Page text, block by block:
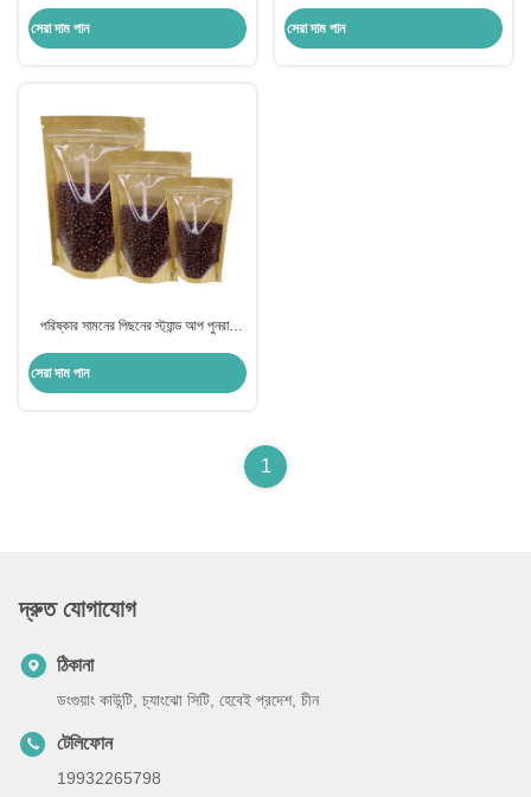
স্ন্যাকস ক্যান্ডি বিন প্যাকেজিং
সেরা দাম পান সেরা দাম পান
পরিষ্কার সামনের পিছনের স্ট্যান্ড আপ পুনরায়
জন্য শুকনো বাদাম চা পাতা প্যাকেজিং সঞ্চয়স্থান
সেরা দাম পান
1
দ্রুত যোগাযোগ
ঠিকানা
ডংগুয়াং কাউন্টি, চ্যাংঝো সিটি, হেবেই প্রদেশ, চীন
টেলিফোন
19932265798